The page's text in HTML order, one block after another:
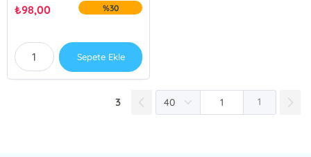
₺98,00 %30
Sepete Ekle
3 1